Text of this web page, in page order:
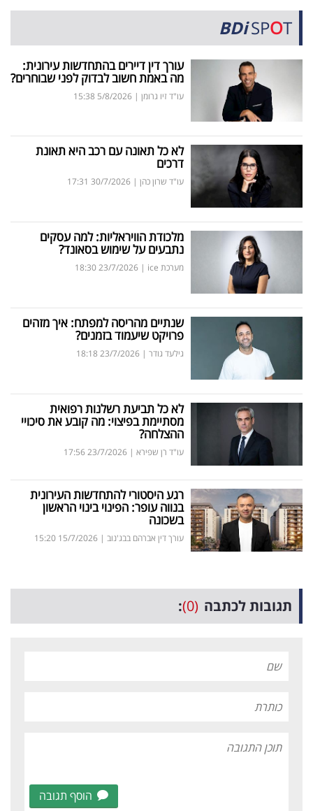
BDiSPOT
עורך דין דיירים בהתחדשות עירונית:
מה באמת חשוב לבדוק לפני שבוחרים?
עו"ד זיו גרומן |
5/8/2026
15:38
לא כל תאונה עם רכב היא תאונת
דרכים
עו"ד שרון כהן |
30/7/2026
17:31
מלכודת הוויראליות: למה עסקים
נתבעים על שימוש בסאונד?
מערכת ice |
23/7/2026
18:30
שנתיים מהריסה למפתח: איך מזהים
פרויקט שיעמוד בזמנים?
גילעד גודר |
23/7/2026
18:18
לא כל תביעת רשלנות רפואית
מסתיימת בפיצוי: מה קובע את סיכויי
ההצלחה?
עו"ד רן שפירא |
23/7/2026
17:56
רגע היסטורי להתחדשות העירונית
בנווה עופר: הפינוי בינוי הראשון
בשכונה
עורך דין אברהם בבג'נוב |
15/7/2026
15:20
תגובות לכתבה (0)
:
הוסף תגובה